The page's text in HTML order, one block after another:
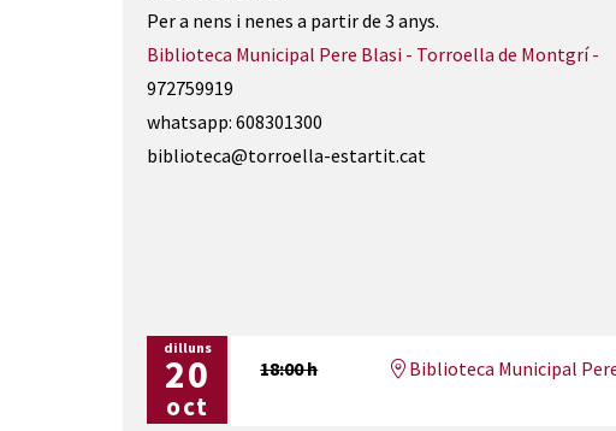
Per a nens i nenes a partir de 3 anys.
Biblioteca Municipal Pere Blasi - Torroella de Montgrí -
972759919
whatsapp: 608301300
biblioteca@torroella-estartit.cat
dilluns
20
oct
18:00 h Biblioteca Municipal